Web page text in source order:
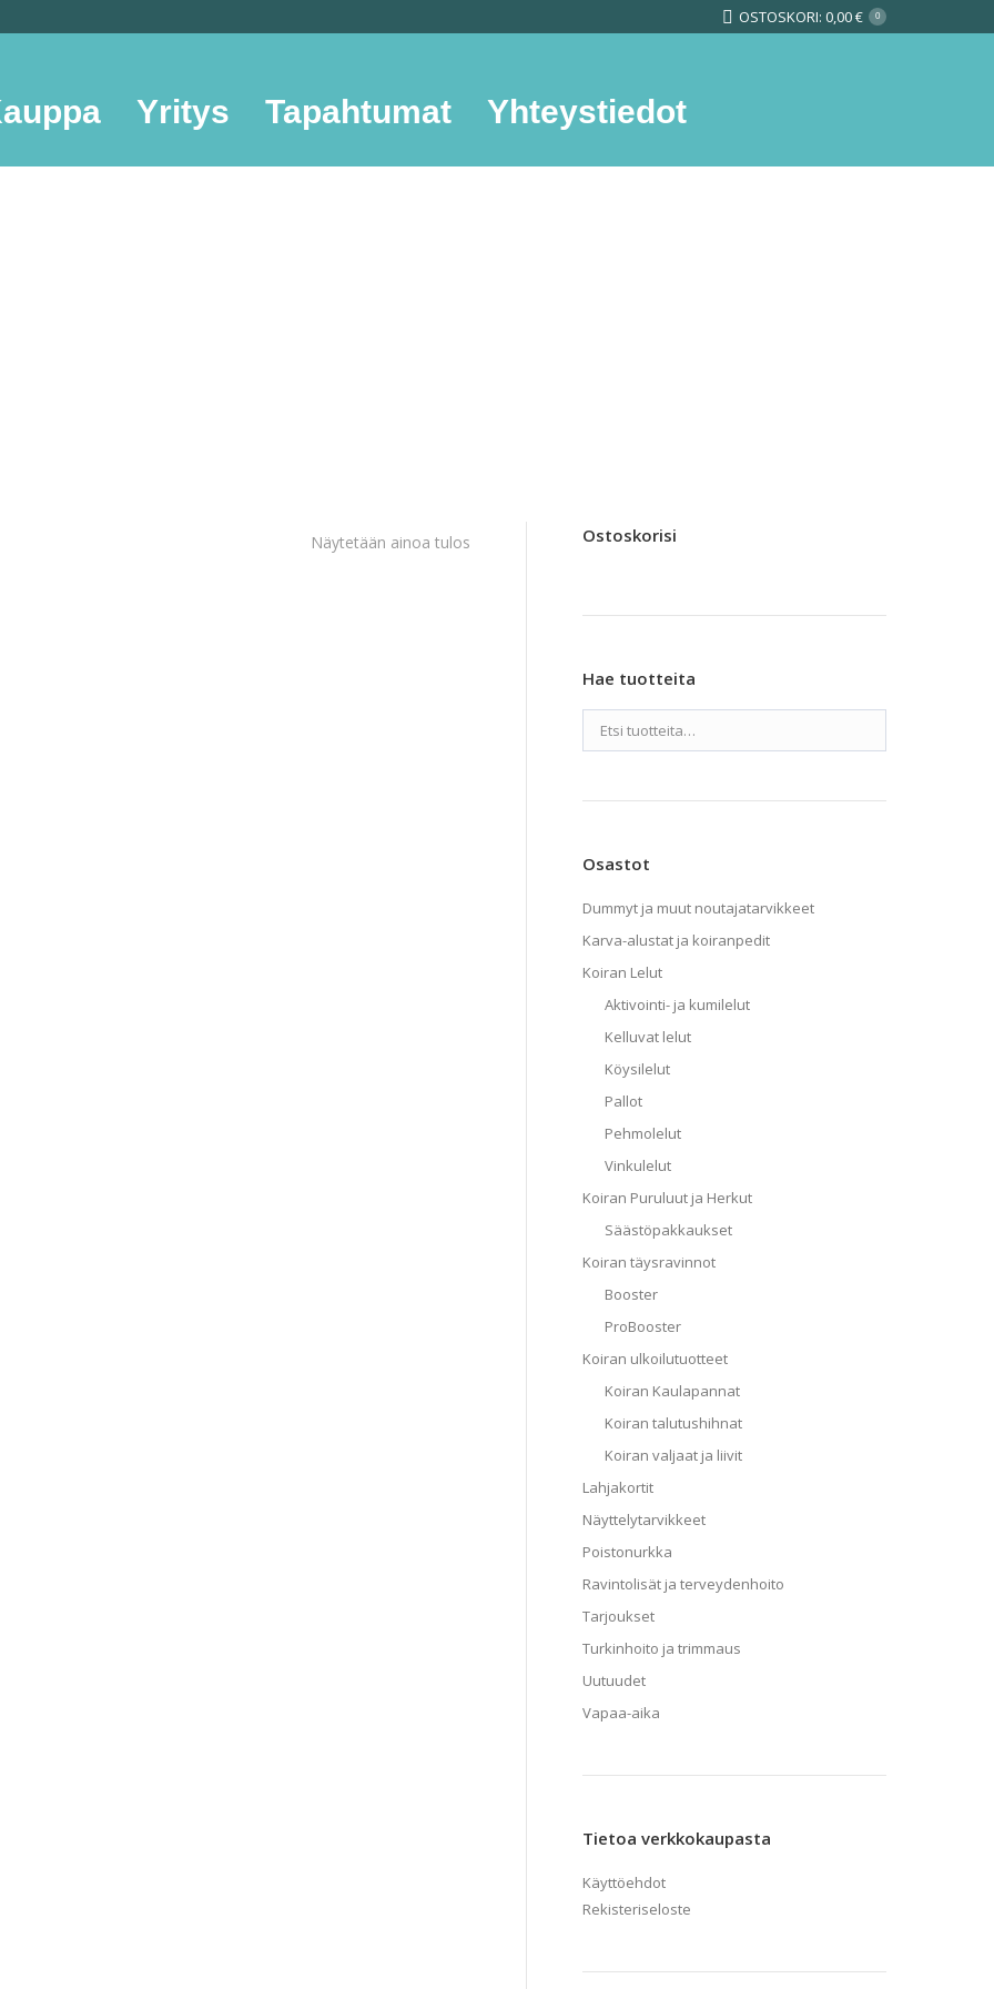
OSTOSKORI: 0,00€ 0
Yritys Tapahtumat Yhteystiedot
Näytetään ainoa tulos Ostoskorisi
Hae tuotteita
Osastot
Dummyt ja muut noutajatarvikkeet
Karva-alustat ja koiranpedit
Koiran Lelut
Aktivointi- ja kumilelut
Kelluvat lelut
Köysilelut
Pallot
Pehmolelut
Vinkulelut
Koiran Puruluut ja Herkut
Säästöpakkaukset
Koiran täysravinnot
Booster
ProBooster
Koiran ulkoilutuotteet
Koiran Kaulapannat
Koiran talutushihnat
Koiran valjaat ja liivit
Lahjakortit
Näyttelytarvikkeet
Poistonurkka
Ravintolisät ja terveydenhoito
Tarjoukset
Turkinhoito ja trimmaus
Uutuudet
Vapaa-aika
Tietoa verkkokaupasta
Käyttöehdot
Rekisteriseloste